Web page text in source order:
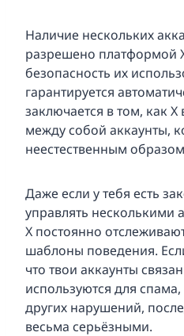
Наличие нескольких
разрешено платформой
безопасность их
гарантируется
заключается в том, как
между собой аккаунты,
неестественным
Даже если у тебя есть
управлять несколькими
X постоянно
шаблоны поведения.
что твои аккаунты
используются для
других нарушений,
весьма серьёзными.